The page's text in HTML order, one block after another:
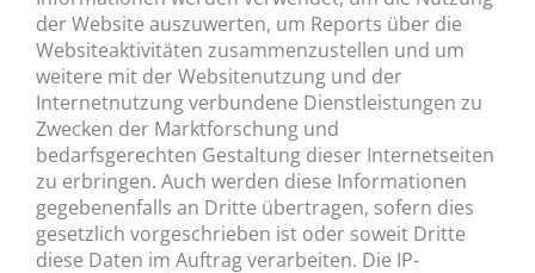
der Website auszuwerten, um Reports über die
Websiteaktivitäten zusammenzustellen und um
weitere mit der Websitenutzung und der
Internetnutzung verbundene Dienstleistungen zu
Zwecken der Marktforschung und
bedarfsgerechten Gestaltung dieser Internetseiten
zu erbringen. Auch werden diese Informationen
gegebenenfalls an Dritte übertragen, sofern dies
gesetzlich vorgeschrieben ist oder soweit Dritte
diese Daten im Auftrag verarbeiten. Die IP-